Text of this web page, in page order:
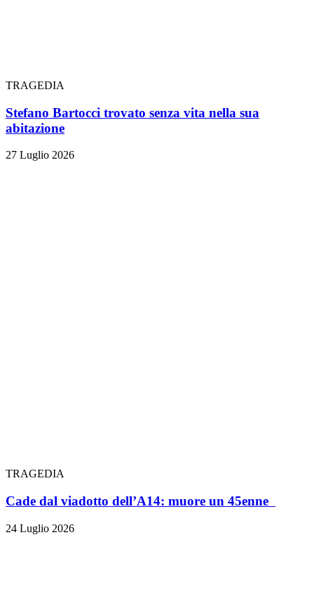
TRAGEDIA
Stefano Bartocci trovato senza vita nella sua
abitazione
27 Luglio 2026
TRAGEDIA
Cade dal viadotto dell’A14: muore un 45enne
24 Luglio 2026